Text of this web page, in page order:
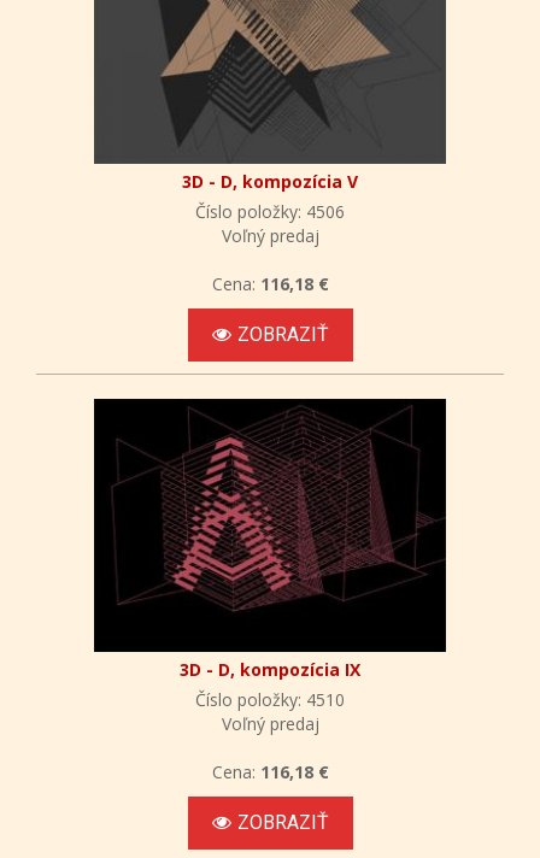
3D - D, kompozícia V
Číslo položky: 4506
Voľný predaj
Cena: 116,18 €
ZOBRAZIŤ
3D - D, kompozícia IX
Číslo položky: 4510
Voľný predaj
Cena: 116,18 €
ZOBRAZIŤ